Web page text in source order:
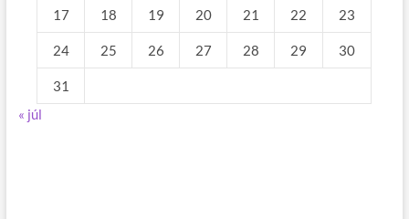
17 18 19 20 21 22 23
24 25 26 27 28 29 30
31
« júl